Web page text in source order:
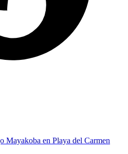
Mayakoba en Playa del Carmen